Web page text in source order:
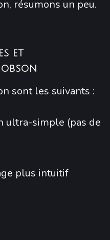
résumons un peu.
et
sont les suivants :
ultra-simple (pas de
plus intuitif